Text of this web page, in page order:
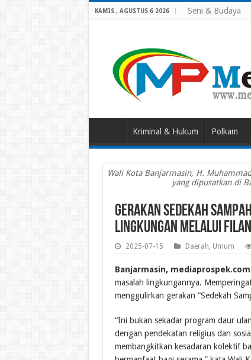
KAMIS , AGUSTUS 6 2026 Seni & Budaya
Kriminal & Hukum Polkam
Wali Kota Banjarmasin, H.
yang dipusatkan di
Gerakan Sedekah
Lingkungan Melalui
2025-07-15 Daerah, Umum
Banjarmasin, mediaprospek.com
masalah lingkungannya.
menggulirkan gerakan “Sedekah
“Ini bukan sekadar program daur
dengan pendekatan religius dan
membangkitkan kesadaran kolektif